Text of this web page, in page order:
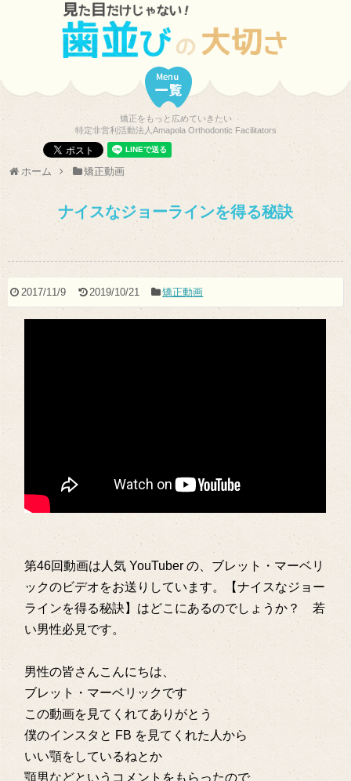
矯正をもっと広めていきたい
特定非営利活動法人Amapola Orthodontic Facilitators
ホーム 矯正動画
ナイスなジョーラインを得る秘訣
2017/11/9 2019/10/21 矯正動画
第46回動画は人気 YouTuber の、ブレット・マーベリ
ックのビデオをお送りしています。【ナイスなジョー
ラインを得る秘訣】はどこにあるのでしょうか？ 若
い男性必見です。
男性の皆さんこんにちは、
ブレット・マーベリックです
この動画を見てくれてありがとう
僕のインスタと FB を見てくれた人から
いい顎をしているねとか
顎男などというコメントをもらったので